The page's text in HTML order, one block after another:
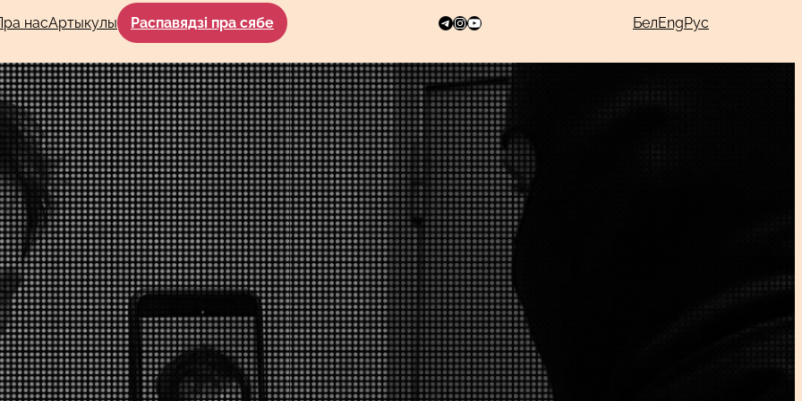
насАртыкулы Распавядзі пра сябе Telegram
Instagram
YouTube БелEngРус